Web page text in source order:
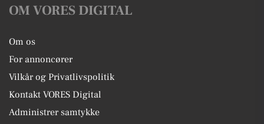
OM VORES DIGITAL
Om os
For annoncører
Vilkår og Privatlivspolitik
Kontakt VORES Digital
Administrer samtykke